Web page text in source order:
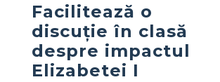
Facilitează o
discuție în clasă
despre impactul
Elizabetei I